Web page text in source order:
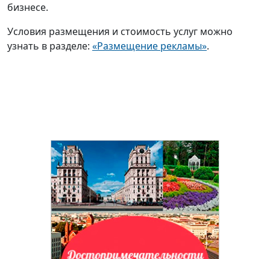
бизнесе.
Условия размещения и стоимость услуг можно
узнать в разделе: «Размещение рекламы».